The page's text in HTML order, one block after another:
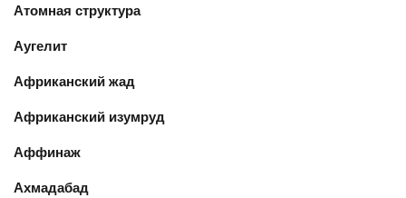
Атомная структура
Аугелит
Африканский жад
Африканский изумруд
Аффинаж
Ахмадабад